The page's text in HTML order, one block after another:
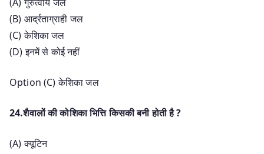
(B) आर्द्रताग्राही जल
(C) केशिका जल
(D) इनमें से कोई नहीं
Option (C) केशिका जल
24.शैवालों की कोशिका भित्ति किसकी बनी होती है ?
(A) क्यूटिन